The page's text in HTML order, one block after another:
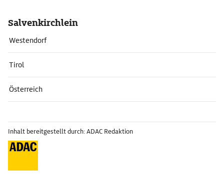
Salvenkirchlein
Westendorf
Tirol
Österreich
Inhalt bereitgestellt durch: ADAC Redaktion